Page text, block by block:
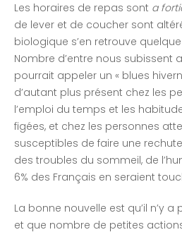
Les horaires de repas sont a
de lever et de coucher sont
biologique s’en retrouve
Nombre d’entre nous subissent
pourrait appeler un « blues
d’autant plus présent chez les
l’emploi du temps et les
figées, et chez les personnes
susceptibles de faire une
des troubles du sommeil, de
6% des Français en seraient
La bonne nouvelle est qu’il n’y
et que nombre de petites